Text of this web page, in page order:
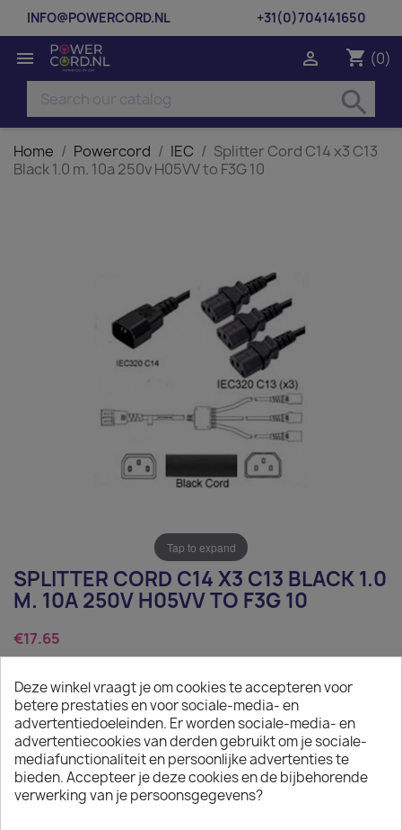
INFO@POWERCORD.NL +31(0)704141650
 shopping_cart (0)

search
Home Powercord IEC
Splitter Cord C14 x3 C13
Black 1.0 m. 10a 250v H05VV to F3G 10
Tap to expand
SPLITTER CORD C14 X3 C13 BLACK 1.0
M. 10A 250V H05VV TO F3G 10
€17.65
Splitter Cord C14 x3 C13 Black 1.0 m. 10a 250v H05VV to
F3G 10
Quantity
 ADD TO CART
Deze winkel vraagt je om cookies te accepteren voor
betere prestaties en voor sociale-media- en
advertentiedoeleinden. Er worden sociale-media- en
advertentiecookies van derden gebruikt om je sociale-
mediafunctionaliteit en persoonlijke advertenties te
bieden. Accepteer je deze cookies en de bijbehorende
verwerking van je persoonsgegevens?